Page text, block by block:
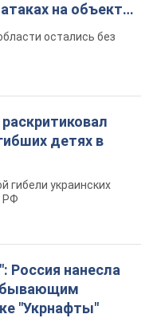
на объекты
остались без
детях в
гибели украинских
РФ
Россия нанесла
"Укрнафты"